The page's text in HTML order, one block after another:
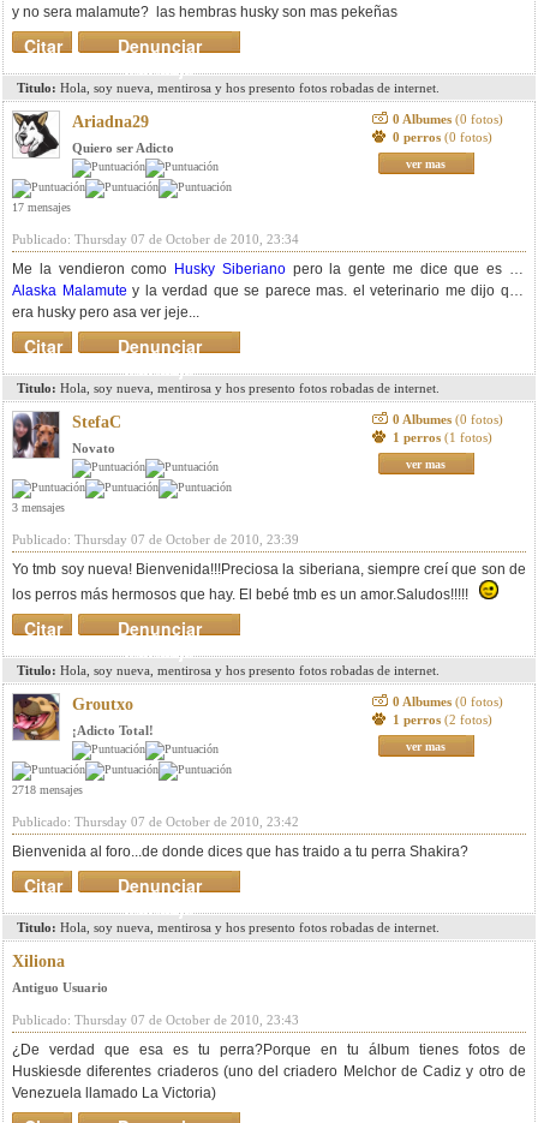
y no sera malamute? las hembras husky son mas pekeñas
Denunciar
mensaje
Citar
Titulo: Hola, soy nueva, mentirosa y hos presento fotos robadas de internet.
Ariadna29
Quiero ser Adicto
17 mensajes
0 Albumes (0 fotos)
0 perros (0 fotos)
ver mas
Publicado: Thursday 07 de October de 2010, 23:34
Me la vendieron como Husky Siberianopero la gente me dice que es un
Alaska Malamute y la verdad que se parece mas. el veterinario me dijo que
era husky pero asa ver jeje...
Denunciar
mensaje
Citar
Titulo: Hola, soy nueva, mentirosa y hos presento fotos robadas de internet.
StefaC
Novato
3 mensajes
0 Albumes (0 fotos)
1 perros (1 fotos)
ver mas
Publicado: Thursday 07 de October de 2010, 23:39
Yo tmb soy nueva! Bienvenida!!!Preciosa la siberiana, siempre creí que son de
los perros más hermosos que hay. El bebé tmb es un amor.Saludos!!!!!
Denunciar
mensaje
Citar
Titulo: Hola, soy nueva, mentirosa y hos presento fotos robadas de internet.
Groutxo
¡Adicto Total!
2718 mensajes
0 Albumes (0 fotos)
1 perros (2 fotos)
ver mas
Publicado: Thursday 07 de October de 2010, 23:42
Bienvenida al foro...de donde dices que has traido a tu perra Shakira?
Denunciar
mensaje
Citar
Titulo: Hola, soy nueva, mentirosa y hos presento fotos robadas de internet.
Xiliona
Antiguo Usuario
Publicado: Thursday 07 de October de 2010, 23:43
¿De verdad que esa es tu perra?Porque en tu álbum tienes fotos de
Huskiesde diferentes criaderos (uno del criadero Melchor de Cadiz y otro de
Venezuela llamado La Victoria)